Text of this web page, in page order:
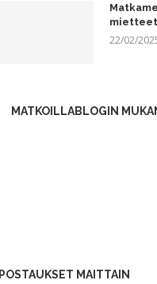
22/02/
MATKOILLABLOGIN
POSTAUKSET MAITTAIN